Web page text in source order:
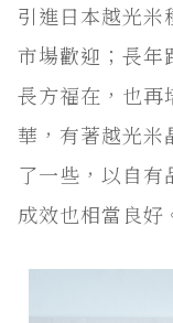
引進日本越光米
市場歡迎；長年
長方福在，也再
華，有著越光米
了一些，以自
成效也相當良好